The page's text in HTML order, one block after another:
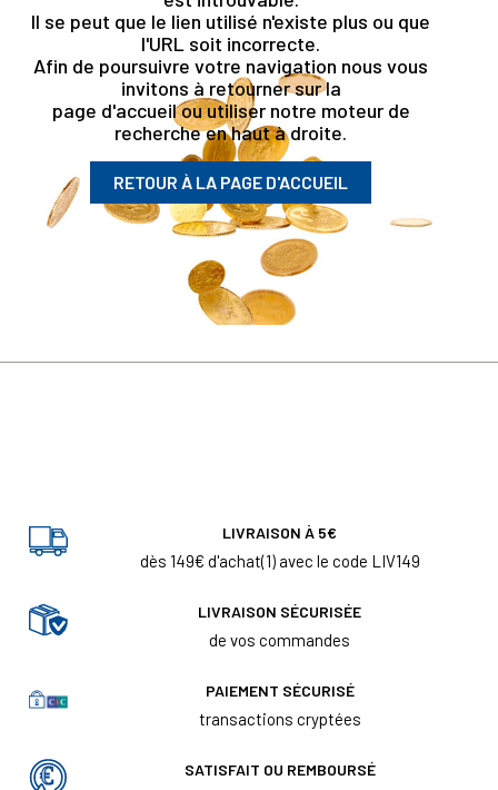
Il se peut que le lien utilisé n'existe plus ou que
l'URL soit incorrecte.
Afin de poursuivre votre navigation nous vous
invitons à retourner sur la
page d'accueil ou utiliser notre moteur de
recherche en haut à droite.
RETOUR À LA PAGE D'ACCUEIL
LIVRAISON À 5€
dès 149€ d'achat(1) avec le code LIV149
LIVRAISON SÉCURISÉE
de vos commandes
PAIEMENT SÉCURISÉ
transactions cryptées
SATISFAIT OU REMBOURSÉ